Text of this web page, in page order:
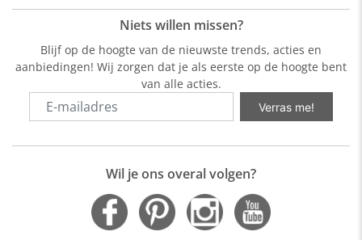
Niets willen missen?
Blijf op de hoogte van de nieuwste trends, acties en
aanbiedingen! Wij zorgen dat je als eerste op de hoogte bent
van alle acties.
Verras me!
Wil je ons overal volgen?